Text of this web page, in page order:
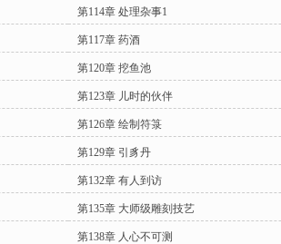
第114章 处理杂事1
第117章 药酒
第120章 挖鱼池
第123章 儿时的伙伴
第126章 绘制符箓
第129章 引豸丹
第132章 有人到访
第135章 大师级雕刻技艺
第138章 人心不可测